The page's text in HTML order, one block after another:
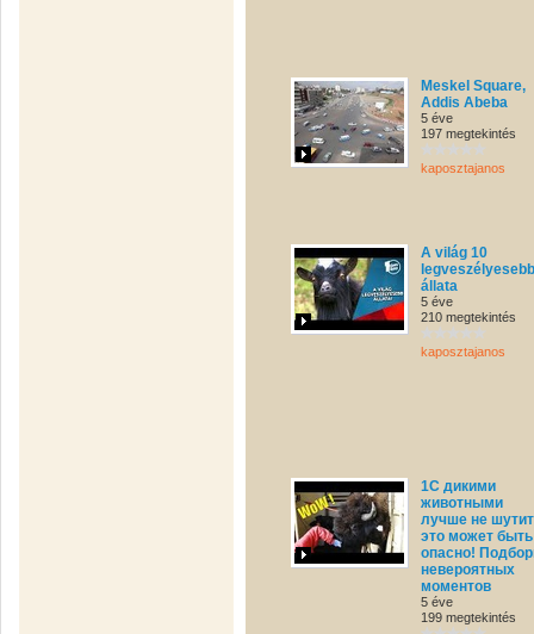
Meskel Square,
Addis Abeba
5 éve
197 megtekintés
kaposztajanos
A világ 10
legveszélyesebb
állata
5 éve
210 megtekintés
kaposztajanos
1С дикими
животными
лучше не
это может быть
опасно!
невероятных
моментов
5 éve
199 megtekintés